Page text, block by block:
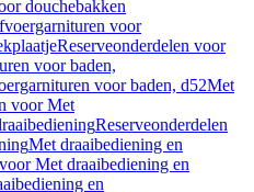
douchebakken
voor
Reserveonderdelen voor
voor baden,
voor baden, d52Met
voor Met
Reserveonderdelen
Met draaibediening en
Met draaibediening en
en